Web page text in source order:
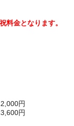
料金となります。
2,000円
3,600円